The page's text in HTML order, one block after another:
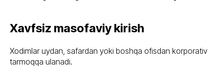
Xavfsiz masofaviy kirish
Xodimlar uydan, safardan yoki boshqa ofisdan korporativ
tarmoqqa ulanadi.